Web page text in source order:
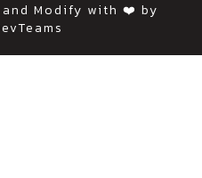
and Modify with ❤️ by